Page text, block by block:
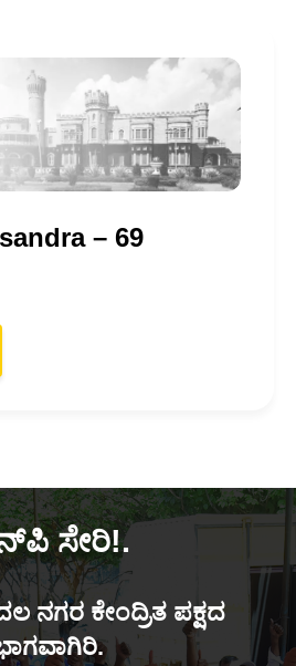
– 69
ಸೇರಿ!.
ನಗರ ಕೇಂದ್ರಿತ ಪಕ್ಷದ